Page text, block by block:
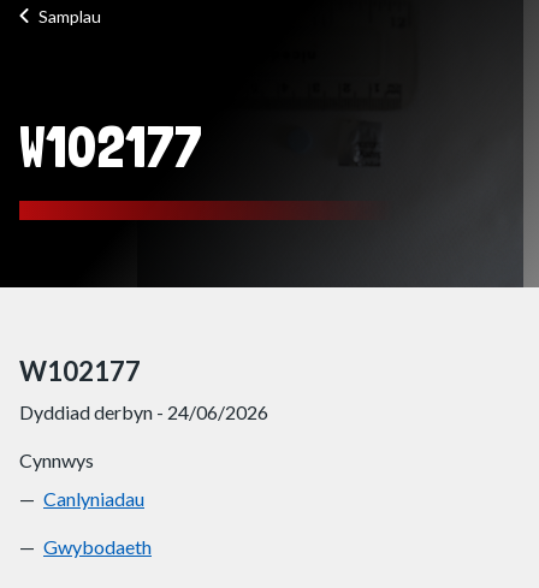
Samplau
W102177
W102177
Dyddiad derbyn - 24/06/2026
Cynnwys
W102177
Canlyniadau
W102177
Gwybodaeth